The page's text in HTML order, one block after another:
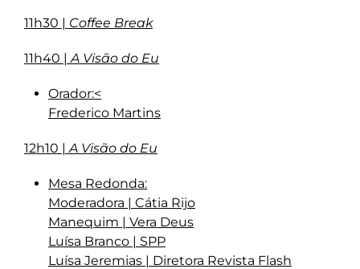
11h30 | Coffee Break
11h40 |A Visão do Eu
Orador:<
Frederico Martins
12h10 |A Visão do Eu
Mesa Redonda:
Moderadora | Cátia Rijo
Manequim | Vera Deus
Luísa Branco | SPP
Luísa Jeremias | Diretora Revista Flash